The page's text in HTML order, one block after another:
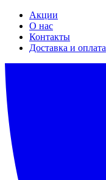
Акции
О нас
Контакты
Доставка и оплата